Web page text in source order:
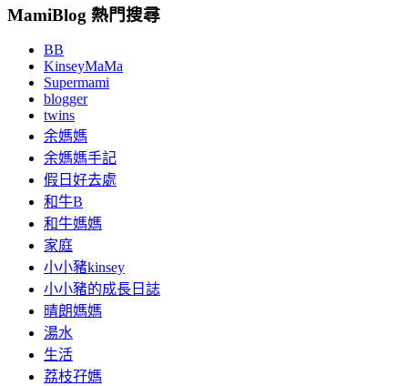
MamiBlog 熱門搜尋
BB
KinseyMaMa
Supermami
blogger
twins
余媽媽
余媽媽手記
假日好去處
和牛B
和牛媽媽
家庭
小小豬kinsey
小小豬的成長日誌
晴朗媽媽
湯水
生活
荔枝孖媽